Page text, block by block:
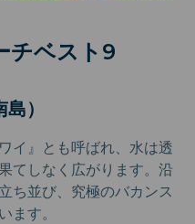
チベスト9
）
イ』とも呼ばれ、水は透
てしなく広がります。沿
ち並び、究極のバカンス
ます。